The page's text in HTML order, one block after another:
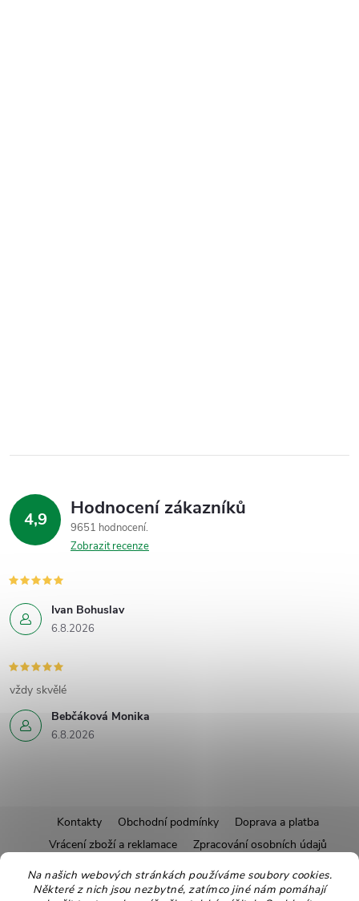
Na našich webových stránkách používáme soubory cookies.
Některé z nich jsou nezbytné, zatímco jiné nám pomáhají
4,9 Hodnocení zákazníků
9651 hodnocení
Zobrazit recenze
Ivan Bohuslav
6.8.2026
Bebčáková Monika
6.8.2026
vždy skvělé
á
Kontakty Obchodní podmínky
Doprava a platba
Vrácení zboží a reklamace
Zpracování osobních údajů
Pravidla soutěží
Affiliate program
Recepty
Pro nové dodavatele
Ekologické balení Moje objednávka